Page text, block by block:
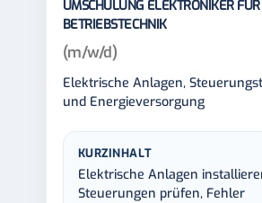
UMSCHULUNG ELEKTRONIKER FÜR
BETRIEBSTECHNIK
(m/w/d)
Elektrische Anlagen,
und Energieversorgung
KURZINHALT
Elektrische Anlagen
Steuerungen prüfen, Fehler